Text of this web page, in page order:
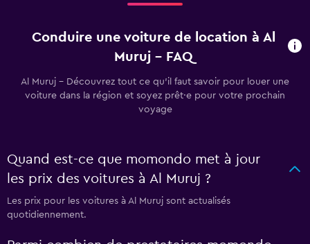
Conduire une voiture de location à Al
Muruj - FAQ
Al Muruj - Découvrez tout ce qu’il faut savoir pour louer une
voiture dans la région et soyez prêt·e pour votre prochain
voyage
Quand est-ce que momondo met à jour
les prix des voitures à Al Muruj ?
Les prix pour les voitures à Al Muruj sont actualisés
quotidiennement.